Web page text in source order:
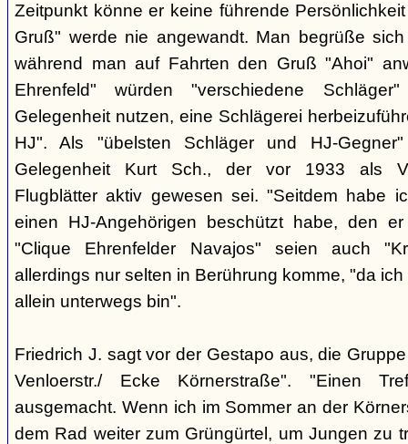
Zeitpunkt könne er keine führende
Gruß" werde nie angewandt. Man begrüße
während man auf Fahrten den Gruß "Ahoi"
Ehrenfeld" würden "verschiedene
Gelegenheit nutzen, eine Schlägerei
HJ". Als "übelsten Schläger und HJ-
Gelegenheit Kurt Sch., der vor 1933 als
Flugblätter aktiv gewesen sei. "Seitdem habe
einen HJ-Angehörigen beschützt habe, den
"Clique Ehrenfelder Navajos" seien auch
allerdings nur selten in Berührung komme, "da
allein unterwegs bin".
Friedrich J. sagt vor der Gestapo aus, die
Venloerstr./ Ecke Körnerstraße". "Einen
ausgemacht. Wenn ich im Sommer an der
dem Rad weiter zum Grüngürtel, um Jungen zu